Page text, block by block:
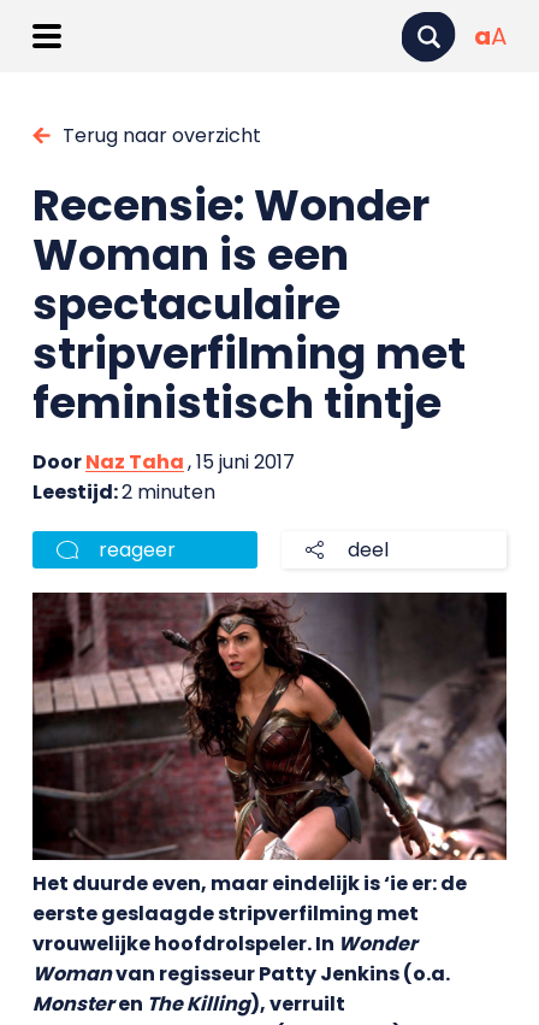
aA
Terug naar overzicht
Recensie: Wonder
Woman is een
spectaculaire
stripverfilming met
feministisch tintje
DoorNaz Taha, 15 juni 2017
Leestijd:2 minuten
reageer deel
Het duurde even, maar eindelijk is ‘ie er: de
eerste geslaagde stripverfilming met
vrouwelijke hoofdrolspeler. In Wonder
Womanvan regisseur Patty Jenkins (o.a.
Monsteren The Killing), verruilt